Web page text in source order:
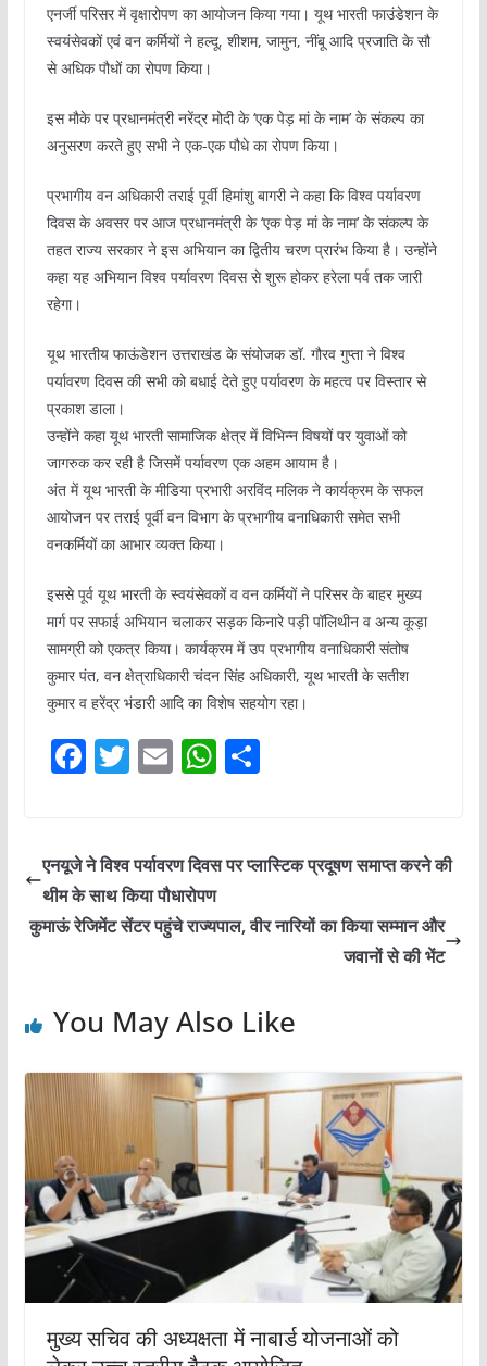
एनर्जी परिसर में वृक्षारोपण का आयोजन किया गया। यूथ भारती फाउंडेशन के
स्वयंसेवकों एवं वन कर्मियों ने हल्दू, शीशम, जामुन, नींबू आदि प्रजाति के सौ
से अधिक पौधों का रोपण किया।
इस मौके पर प्रधानमंत्री नरेंद्र मोदी के ‘एक पेड़ मां के नाम’ के संकल्प का
अनुसरण करते हुए सभी ने एक-एक पौधे का रोपण किया।
प्रभागीय वन अधिकारी तराई पूर्वी हिमांशु बागरी ने कहा कि विश्व पर्यावरण
दिवस के अवसर पर आज प्रधानमंत्री के ‘एक पेड़ मां के नाम’ के संकल्प के
तहत राज्य सरकार ने इस अभियान का द्वितीय चरण प्रारंभ किया है। उन्होंने
कहा यह अभियान विश्व पर्यावरण दिवस से शुरू होकर हरेला पर्व तक जारी
रहेगा।
यूथ भारतीय फाऊंडेशन उत्तराखंड के संयोजक डॉ. गौरव गुप्ता ने विश्व
पर्यावरण दिवस की सभी को बधाई देते हुए पर्यावरण के महत्व पर विस्तार से
प्रकाश डाला।
उन्होंने कहा यूथ भारती सामाजिक क्षेत्र में विभिन्न विषयों पर युवाओं को
जागरुक कर रही है जिसमें पर्यावरण एक अहम आयाम है।
अंत में यूथ भारती के मीडिया प्रभारी अरविंद मलिक ने कार्यक्रम के सफल
आयोजन पर तराई पूर्वी वन विभाग के प्रभागीय वनाधिकारी समेत सभी
वनकर्मियों का आभार व्यक्त किया।
इससे पूर्व यूथ भारती के स्वयंसेवकों व वन कर्मियों ने परिसर के बाहर मुख्य
मार्ग पर सफाई अभियान चलाकर सड़क किनारे पड़ी पॉलिथीन व अन्य कूड़ा
सामग्री को एकत्र किया। कार्यक्रम में उप प्रभागीय वनाधिकारी संतोष
कुमार पंत, वन क्षेत्राधिकारी चंदन सिंह अधिकारी, यूथ भारती के सतीश
कुमार व हरेंद्र भंडारी आदि का विशेष सहयोग रहा।
F
e
b
o
T
er
E
l
W
s
A
p
S
e
एनयूजे ने विश्व पर्यावरण दिवस पर प्लास्टिक प्रदूषण समाप्त करने की
थीम के साथ किया पौधारोपण
कुमाऊं रेजिमेंट सेंटर पहुंचे राज्यपाल, वीर नारियों का किया सम्मान और
जवानों से की भेंट
You May Also Like
मुख्य सचिव की अध्यक्षता में नाबार्ड योजनाओं को